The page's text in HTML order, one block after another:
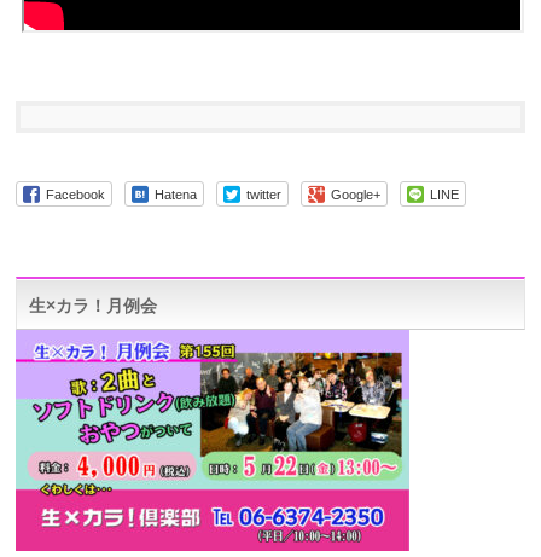
Facebook Hatena twitter Google+ LINE
生×カラ！月例会